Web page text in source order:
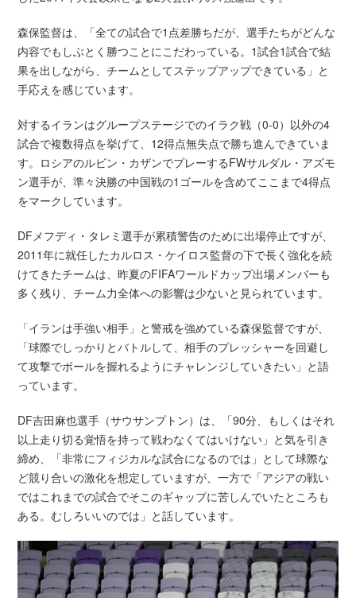
森保監督は、「全ての試合で1点差勝ちだが、選手たちがどんな
内容でもしぶとく勝つことにこだわっている。1試合1試合で結
果を出しながら、チームとしてステップアップできている」と
手応えを感じています。
対するイランはグループステージでのイラク戦（0-0）以外の4
試合で複数得点を挙げて、12得点無失点で勝ち進んできていま
す。ロシアのルビン・カザンでプレーするFWサルダル・アズモ
ン選手が、準々決勝の中国戦の1ゴールを含めてここまで4得点
をマークしています。
DFメフディ・タレミ選手が累積警告のために出場停止ですが、
2011年に就任したカルロス・ケイロス監督の下で長く強化を続
けてきたチームは、昨夏のFIFAワールドカップ出場メンバーも
多く残り、チーム力全体への影響は少ないと見られています。
「イランは手強い相手」と警戒を強めている森保監督ですが、
「球際でしっかりとバトルして、相手のプレッシャーを回避し
て攻撃でボールを握れるようにチャレンジしていきたい」と語
っています。
DF吉田麻也選手（サウサンプトン）は、「90分、もしくはそれ
以上走り切る覚悟を持って戦わなくてはいけない」と気を引き
締め、「非常にフィジカルな試合になるのでは」として球際な
ど競り合いの激化を想定していますが、一方で「アジアの戦い
ではこれまでの試合でそこのギャップに苦しんでいたところも
ある。むしろいいのでは」と話しています。